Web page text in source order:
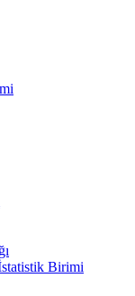
Birimi